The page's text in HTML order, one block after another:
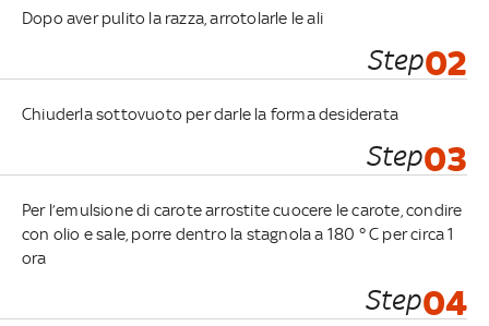
Dopo aver pulito la razza, arrotolarle le ali
Step02
Chiuderla sottovuoto per darle la forma desiderata
Step03
Per l’emulsione di carote arrostite cuocere le carote, condire
con olio e sale, porre dentro la stagnola a 180 ° C per circa 1
ora
Step04